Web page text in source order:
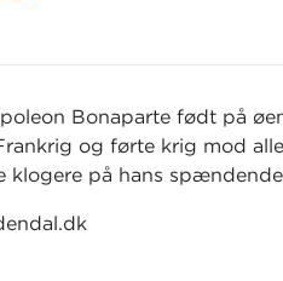
Bonaparte født på
og førte krig mod
klogere på hans